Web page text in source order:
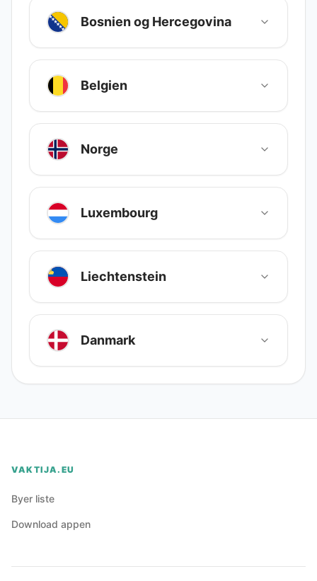
Bosnien og Hercegovina
Belgien
Norge
Luxembourg
Liechtenstein
Danmark
VAKTIJA.EU
Byer liste
Download appen